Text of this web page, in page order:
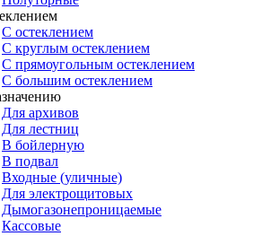
С остеклением
С круглым остеклением
С прямоугольным остеклением
С большим остеклением
Для архивов
Для лестниц
В бойлерную
В подвал
Входные (уличные)
Для электрощитовых
Дымогазонепроницаемые
Кассовые